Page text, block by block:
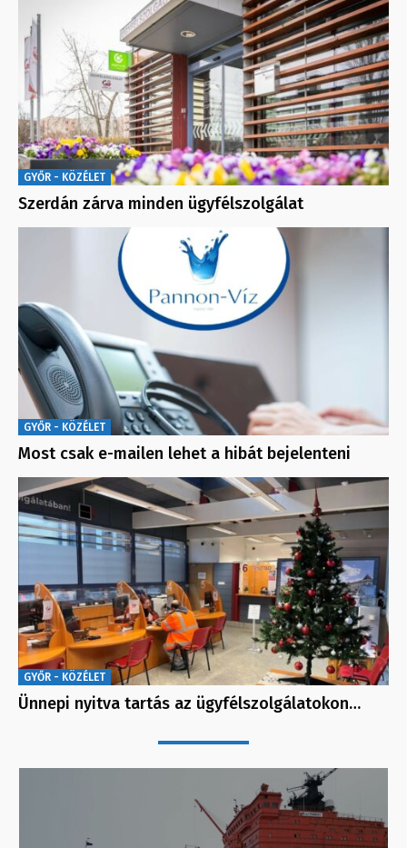
GYŐR - KÖZÉLET
Szerdán zárva minden ügyfélszolgálat
GYŐR - KÖZÉLET
Most csak e-mailen lehet a hibát bejelenteni
GYŐR - KÖZÉLET
Ünnepi nyitva tartás az ügyfélszolgálatokon…